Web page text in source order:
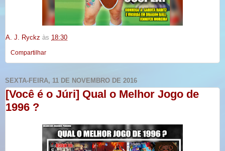
A. J. Ryckz às 18:30
Compartilhar
SEXTA-FEIRA, 11 DE NOVEMBRO DE 2016
[Você é o Júri] Qual o Melhor Jogo de
1996 ?